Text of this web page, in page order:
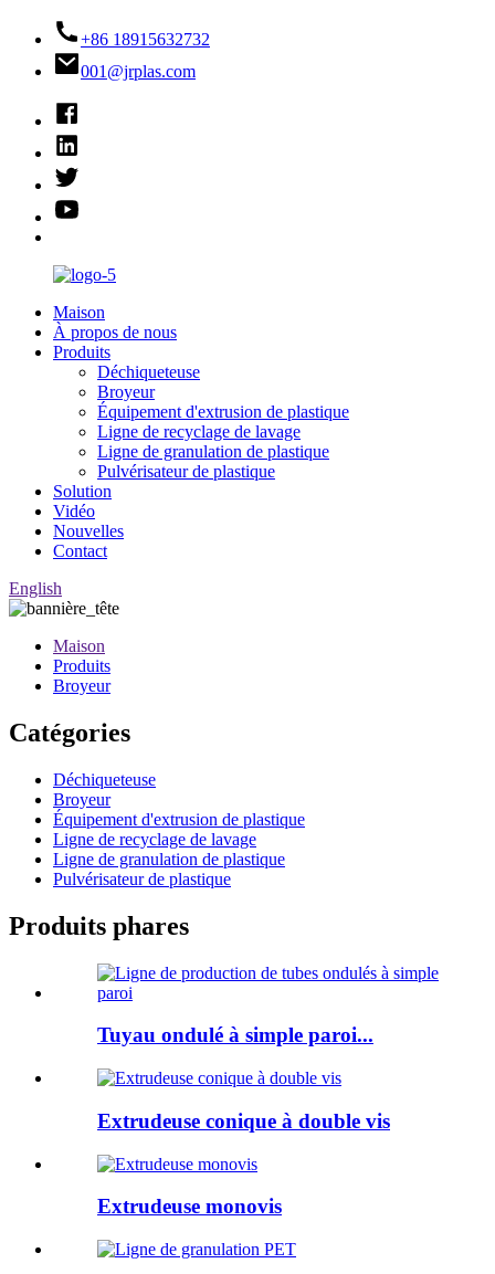
+86 18915632732
001@jrplas.com
Maison
À propos de nous
Produits
Déchiqueteuse
Broyeur
Équipement d'extrusion de plastique
Ligne de recyclage de lavage
Ligne de granulation de plastique
Pulvérisateur de plastique
Solution
Vidéo
Nouvelles
Contact
English
Maison
Produits
Broyeur
Catégories
Déchiqueteuse
Broyeur
Équipement d'extrusion de plastique
Ligne de recyclage de lavage
Ligne de granulation de plastique
Pulvérisateur de plastique
Produits phares
Tuyau ondulé à simple paroi...
Extrudeuse conique à double vis
Extrudeuse monovis